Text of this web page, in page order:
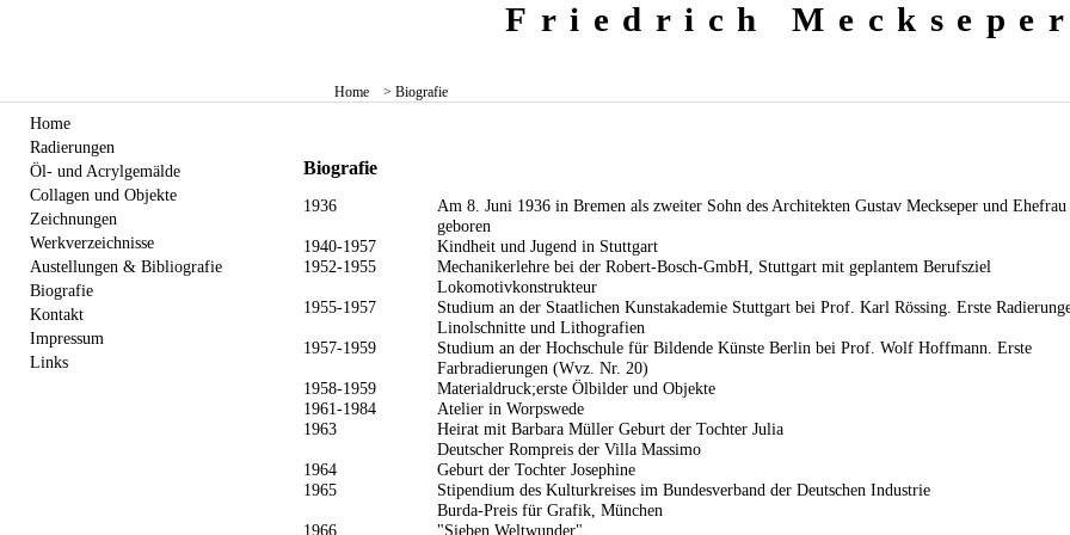
Friedrich
Home > Biografie
Biografie
1936
Am 8. Juni 1936 in Bremen als zweiter Sohn des Architekten Gustav Meckseper und
geboren
1940-1957
Kindheit und Jugend in Stuttgart
1952-1955
Mechanikerlehre bei der Robert-Bosch-GmbH, Stuttgart mit geplantem Berufsziel
Lokomotivkonstrukteur
1955-1957
Studium an der Staatlichen Kunstakademie Stuttgart bei Prof. Karl Rössing. Erste
Linolschnitte und Lithografien
1957-1959
Studium an der Hochschule für Bildende Künste Berlin bei Prof. Wolf Hoffmann. Erste
Farbradierungen (Wvz. Nr. 20)
1958-1959
Materialdruck;erste Ölbilder und Objekte
1961-1984
Atelier in Worpswede
1963
Heirat mit Barbara Müller Geburt der Tochter Julia
Deutscher Rompreis der Villa Massimo
1964
Geburt der Tochter Josephine
1965
Stipendium des Kulturkreises im Bundesverband der Deutschen Industrie
Burda-Preis für Grafik, München
1966
"Sieben Weltwunder",
Home
Radierungen
Öl- und Acrylgemälde
Collagen und Objekte
Zeichnungen
Werkverzeichnisse
Austellungen & Bibliografie
Biografie
Kontakt
Impressum
Links